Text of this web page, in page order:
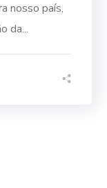
nosso país,
da...